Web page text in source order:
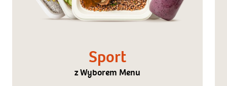
Sport
z Wyborem Menu